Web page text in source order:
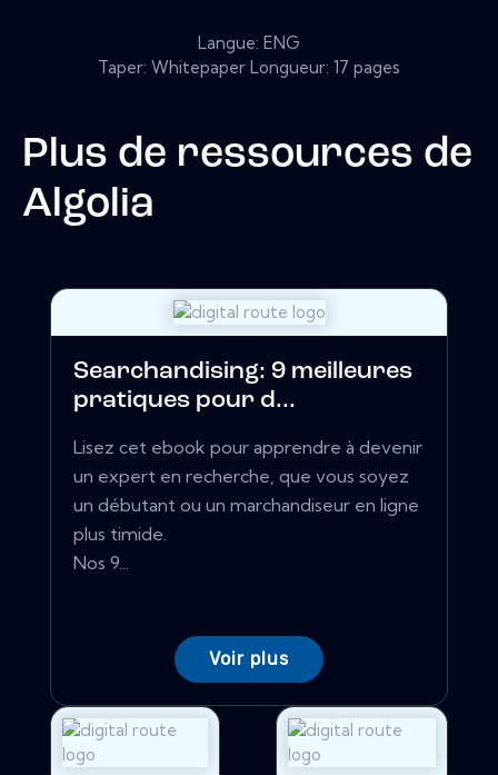
Langue: ENG
Taper: Whitepaper Longueur: 17 pages
Plus de ressources de
Algolia
Searchandising: 9 meilleures
pratiques pour d...
Lisez cet ebook pour apprendre à devenir
un expert en recherche, que vous soyez
un débutant ou un marchandiseur en ligne
plus timide.
Nos 9...
Voir plus